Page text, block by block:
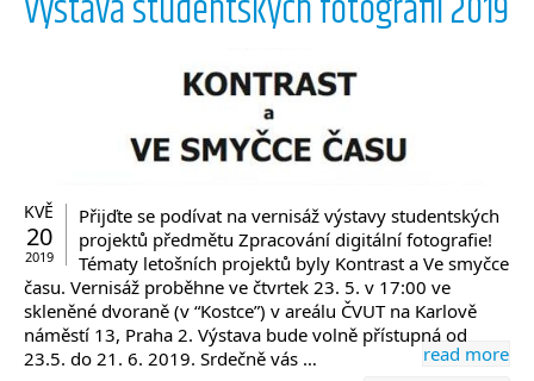
KVĚ
20
2019
Přijďte se podívat na vernisáž výstavy studentských
projektů předmětu Zpracování digitální fotografie!
Tématy letošních projektů byly Kontrast a Ve smyčce
času. Vernisáž proběhne ve čtvrtek 23. 5. v 17:00 ve
skleněné dvoraně (v “Kostce”) v areálu ČVUT na Karlově
náměstí 13, Praha 2. Výstava bude volně přístupná od
23.5. do 21. 6. 2019. Srdečně vás …
read more